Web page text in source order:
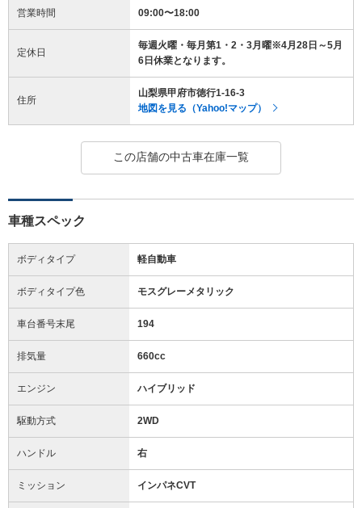
営業時間 09:00〜18:00
定休日
毎週火曜・毎月第1・2・3月曜※4月28日～5月
6日休業となります。
住所
山梨県甲府市徳行1-16-3
地図を見る（Yahoo!マップ）
この店舗の中古車在庫一覧
車種スペック
ボディタイプ 軽自動車
ボディタイプ色 モスグレーメタリック
車台番号末尾 194
排気量 660cc
エンジン ハイブリッド
駆動方式 2WD
ハンドル 右
ミッション インパネCVT